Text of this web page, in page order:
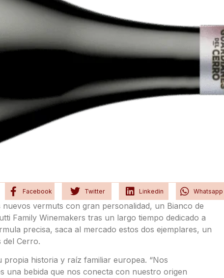
Facebook Twitter Linkedin Whatsapp
vermuts con gran personalidad, un Bianco de
Family Winemakers tras un largo tiempo dedicado a
precisa, saca al mercado estos dos ejemplares, un
del Cerro.
historia y raíz familiar europea. “Nos
una bebida que nos conecta con nuestro origen